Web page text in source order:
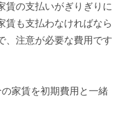
賃の支払いがぎりぎりに
賃も支払わなければなら
、注意が必要な費用です
家賃を初期費用と一緒